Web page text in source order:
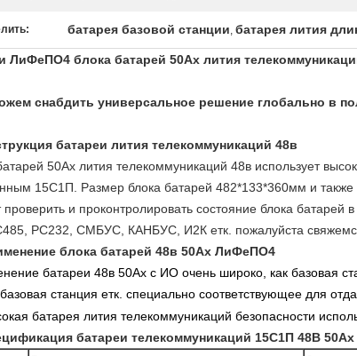
батарея базовой станции, батарея лития
ЛиФеПО4 блока батарей 50Ах лития
снабдить универсальное решение глобально в
батареи лития телекоммуникаций 48в
50Ах лития телекоммуникаций 48в использует
15С1П. Размер блока батарей 482*133*360мм и
проверить и проконтролировать состояние блока
РС232, СМБУС, КАНБУС, И2К етк. пожалуйста
блока батарей 48в 50Ах ЛиФеПО4
батареи 48в 50Ах с ИО очень широко, как базовая
станция етк. специально соответствующее для
батареи телекоммуникаций 15С1П 48В